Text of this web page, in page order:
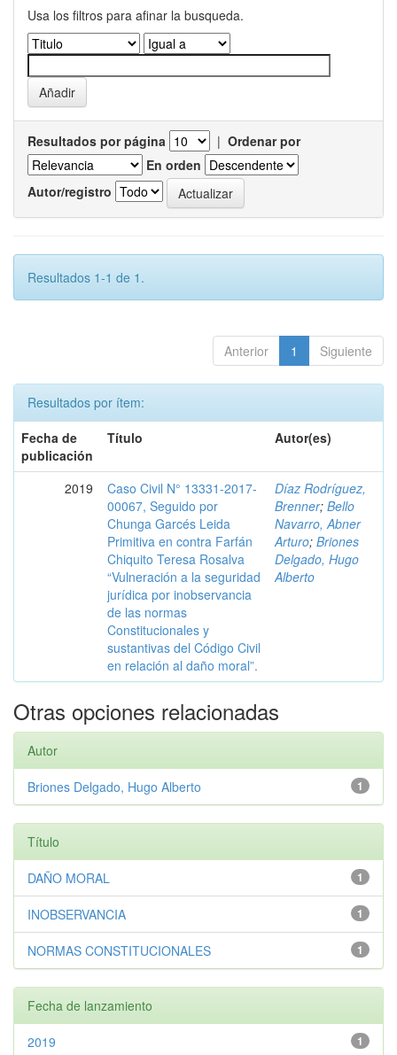
Usa los filtros para afinar la busqueda.
Resultados por página | Ordenar por
En orden
Autor/registro
Resultados 1-1 de 1.
Anterior 1 Siguiente
Resultados por ítem:
Fecha de
publicación
Título Autor(es)
2019
Caso Civil N° 13331-2017-
00067, Seguido por
Chunga Garcés Leida
Primitiva en contra Farfán
Chiquito Teresa Rosalva
“Vulneración a la seguridad
jurídica por inobservancia
de las normas
Constitucionales y
sustantivas del Código Civil
en relación al daño moral”.
Díaz Rodríguez,
Brenner; Bello
Navarro, Abner
Arturo; Briones
Delgado, Hugo
Alberto
Otras opciones relacionadas
Autor
1
Briones Delgado, Hugo Alberto
Título
1
DAÑO MORAL
1
INOBSERVANCIA
1
NORMAS CONSTITUCIONALES
Fecha de lanzamiento
1
2019